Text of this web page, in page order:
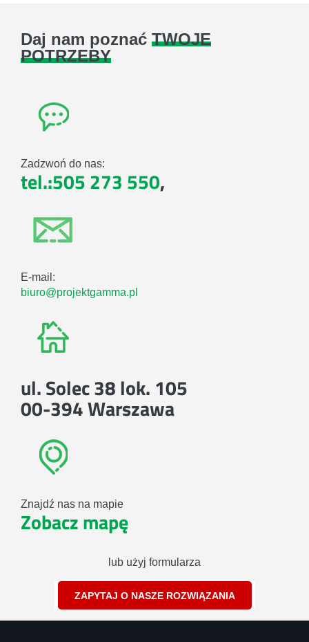
Daj nam poznać TWOJE
POTRZEBY
Zadzwoń do nas:
tel.:505 273 550,
E-mail:
biuro@projektgamma.pl
ul. Solec 38 lok. 105
00-394 Warszawa
Znajdź nas na mapie
Zobacz mapę
lub użyj formularza
ZAPYTAJ O NASZE ROZWIĄZANIA